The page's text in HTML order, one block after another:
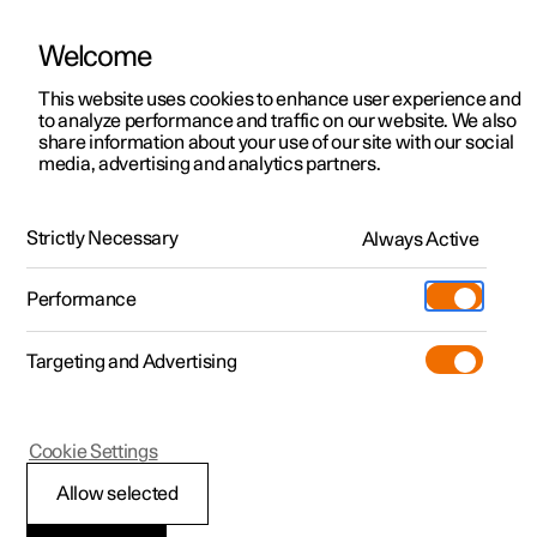
Polestar 2
Polestar 3
Polestar 4
Pre-owned
Shop
Mere
Udforsk Polestar 2
Kampagner
Nye lagerbiler
Prøvetur
Nye lagerbiler
Udforsk Polestar 4
Kampagner
Nye lagerbiler
Pre-owned-programmet
Pre-owned Polestar 2
Kampagner til privatkunder
Tilbud til erhvervskunder
Nye lagerbiler
Byg din bil
Pre-owned
Prøvetur
Extras tilbehør
(Åbner i et nyt vindue)
Experiences
Firmabil
Find os
Servicelokationer
Ejerskab
Opladning
Om Polestar
Bæredygtighed
HåndbogVideogalleriSoftwareopdateringer
Vedligeholdelse og service
Polestar 2
Anbefalet
Welcome
This website uses cookies to enhance user experience and
to analyze performance and traffic on our website. We also
share information about your use of our site with our social
media, advertising and analytics partners.
Strictly Necessary Always Active
Performance
Targeting and Advertising
Allow selected
Cookie Settings